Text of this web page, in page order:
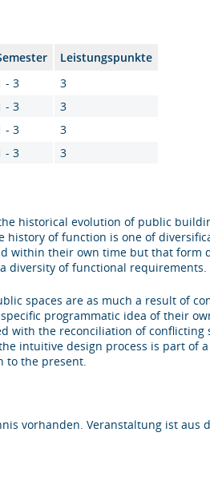
Leistungspunkte
- 3
3
- 3
3
- 3
3
- 3 3
historical evolution of public
history of function is one of
within their own time but that form
diversity of functional
spaces are as much a result of
programmatic idea of their
with the reconciliation of
intuitive design process is part of
to the present.
vorhanden. Veranstaltung ist aus